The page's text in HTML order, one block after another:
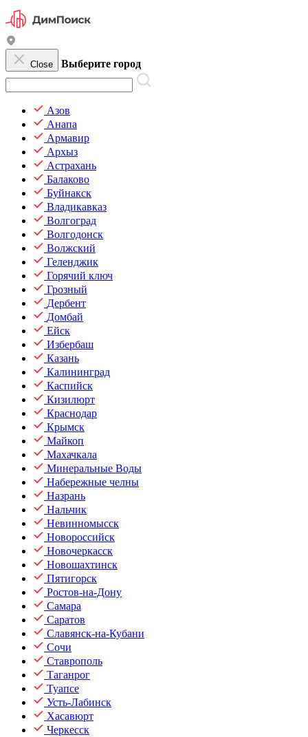
Close Выберите город
Азов
Анапа
Армавир
Архыз
Астрахань
Балаково
Буйнакск
Владикавказ
Волгоград
Волгодонск
Волжский
Геленджик
Горячий ключ
Грозный
Дербент
Домбай
Ейск
Избербаш
Казань
Калининград
Каспийск
Кизилюрт
Краснодар
Крымск
Майкоп
Махачкала
Минеральные Воды
Набережные челны
Назрань
Нальчик
Невинномысск
Новороссийск
Новочеркасск
Новошахтинск
Пятигорск
Ростов-на-Дону
Самара
Саратов
Славянск-на-Кубани
Сочи
Ставрополь
Таганрог
Туапсе
Усть-Лабинск
Хасавюрт
Черкесск